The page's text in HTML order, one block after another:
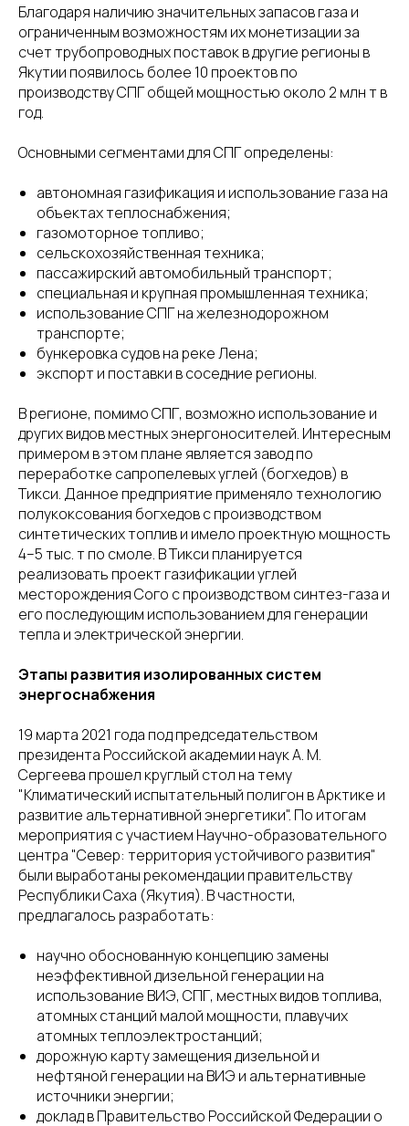
Благодаря наличию значительных запасов газа и
ограниченным возможностям их монетизации за
счет трубопроводных поставок в другие регионы в
Якутии появилось более 10 проектов по
производству СПГ общей мощностью около 2 млн т в
год.
Основными сегментами для СПГ определены:
автономная газификация и использование газа на
объектах теплоснабжения;
газомоторное топливо;
сельскохозяйственная техника;
пассажирский автомобильный транспорт;
специальная и крупная промышленная техника;
использование СПГ на железнодорожном
транспорте;
бункеровка судов на реке Лена;
экспорт и поставки в соседние регионы.
В регионе, помимо СПГ, возможно использование и
других видов местных энергоносителей. Интересным
примером в этом плане является завод по
переработке сапропелевых углей (богхедов) в
Тикси. Данное предприятие применяло технологию
полукоксования богхедов с производством
синтетических топлив и имело проектную мощность
4–5 тыс. т по смоле. В Тикси планируется
реализовать проект газификации углей
месторождения Сого с производством синтез-газа и
его последующим использованием для генерации
тепла и электрической энергии.
Этапы развития изолированных систем
энергоснабжения
19 марта 2021 года под председательством
президента Российской академии наук А. М.
Сергеева прошел круглый стол на тему
"Климатический испытательный полигон в Арктике и
развитие альтернативной энергетики". По итогам
мероприятия с участием Научно-образовательного
центра "Север: территория устойчивого развития"
были выработаны рекомендации правительству
Республики Саха (Якутия). В частности,
предлагалось разработать:
научно обоснованную концепцию замены
неэффективной дизельной генерации на
использование ВИЭ, СПГ, местных видов топлива,
атомных станций малой мощности, плавучих
атомных теплоэлектростанций;
дорожную карту замещения дизельной и
нефтяной генерации на ВИЭ и альтернативные
источники энергии;
доклад в Правительство Российской Федерации о